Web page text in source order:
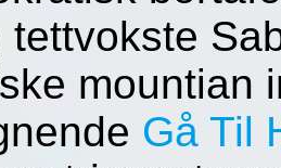
tettvokste
mountian
Gå Til